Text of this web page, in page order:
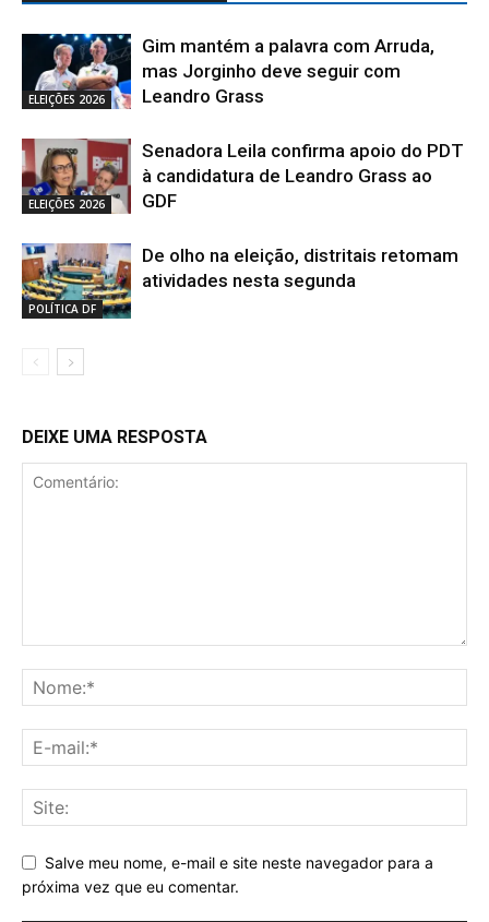
ELEIÇÕES 2026
Gim mantém a palavra com Arruda,
mas Jorginho deve seguir com
Leandro Grass
ELEIÇÕES 2026
Senadora Leila confirma apoio do PDT
à candidatura de Leandro Grass ao
GDF
POLÍTICA DF
De olho na eleição, distritais retomam
atividades nesta segunda
DEIXE UMA RESPOSTA
Salve meu nome, e-mail e site neste navegador para a
próxima vez que eu comentar.